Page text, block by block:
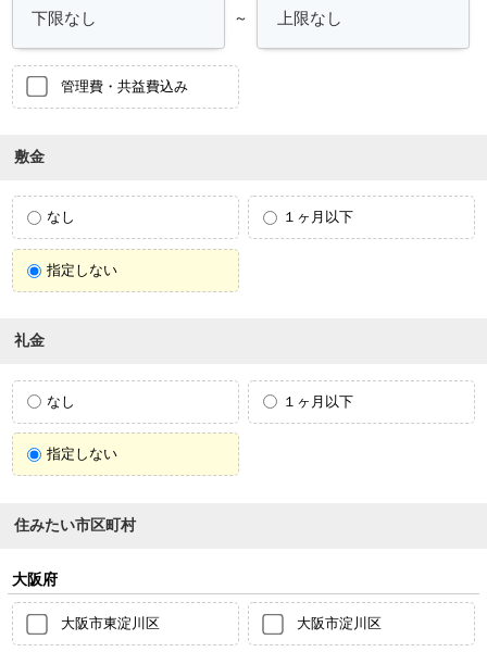
～
管理費・共益費込み
敷金
なし １ヶ月以下
指定しない
礼金
なし １ヶ月以下
指定しない
住みたい市区町村
大阪府
大阪市東淀川区 大阪市淀川区